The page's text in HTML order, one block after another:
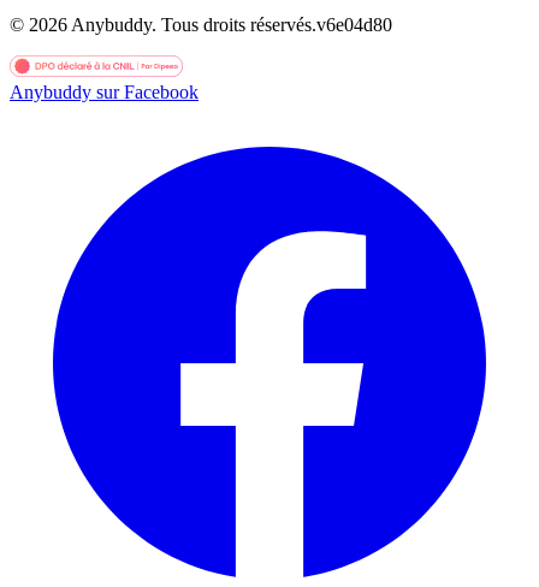
© 2026 Anybuddy. Tous droits réservés.v6e04d80
Anybuddy sur Facebook